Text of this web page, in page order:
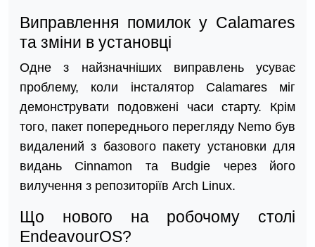
Виправлення помилок у Calamares
та зміни в установці
Одне з найзначніших виправлень усуває
проблему, коли інсталятор Calamares міг
демонструвати подовжені часи старту. Крім
того, пакет попереднього перегляду Nemo був
видалений з базового пакету установки для
видань Cinnamon та Budgie через його
вилучення з репозиторіїв Arch Linux.
Що нового на робочому столі
EndeavourOS?